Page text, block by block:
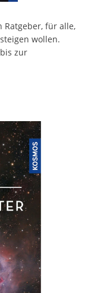
Ratgeber, für alle,
wollen.
zur